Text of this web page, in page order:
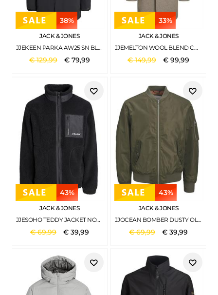
38%
JACK & JONES
JJEKEEN PARKA AW25 SN BLACK
€129,99 € 79,99
33%
JACK & JONES
JJEMELTON WOOL BLEND COAT SN GREIGE
€149,99 €99,99
43%
JACK & JONES
JJESOHO TEDDY JACKET NOOS BLACK
€69,99 € 39,99
43%
JACK & JONES
JJOCEAN BOMBER DUSTY OLIVE
€69,99 €39,99